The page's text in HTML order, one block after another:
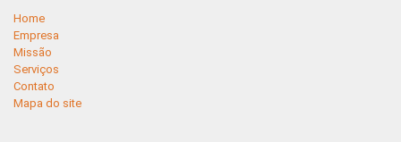
Home
Empresa
Missão
Serviços
Contato
Mapa do site